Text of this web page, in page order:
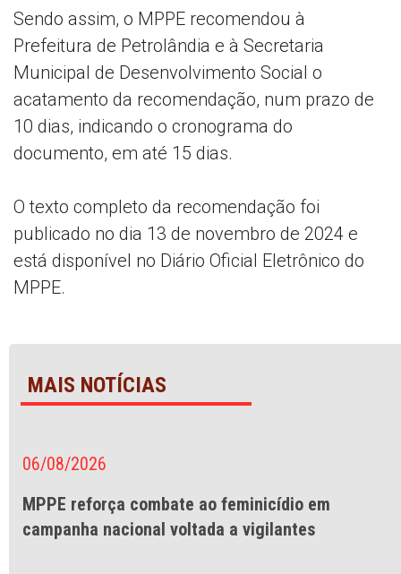
Sendo assim, o MPPE recomendou à
Prefeitura de Petrolândia e à Secretaria
Municipal de Desenvolvimento Social o
acatamento da recomendação, num prazo de
10 dias, indicando o cronograma do
documento, em até 15 dias.
O texto completo da recomendação foi
publicado no dia 13 de novembro de 2024 e
está disponível no Diário Oficial Eletrônico do
MPPE.
MAIS NOTÍCIAS
06/08/2026
MPPE reforça combate ao feminicídio em
campanha nacional voltada a vigilantes